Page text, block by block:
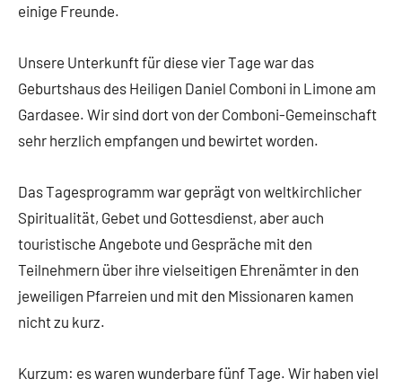
einige Freunde.
Unsere Unterkunft für diese vier Tage war das
Geburtshaus des Heiligen Daniel Comboni in Limone am
Gardasee. Wir sind dort von der Comboni-Gemeinschaft
sehr herzlich empfangen und bewirtet worden.
Das Tagesprogramm war geprägt von weltkirchlicher
Spiritualität, Gebet und Gottesdienst, aber auch
touristische Angebote und Gespräche mit den
Teilnehmern über ihre vielseitigen Ehrenämter in den
jeweiligen Pfarreien und mit den Missionaren kamen
nicht zu kurz.
Kurzum: es waren wunderbare fünf Tage. Wir haben viel